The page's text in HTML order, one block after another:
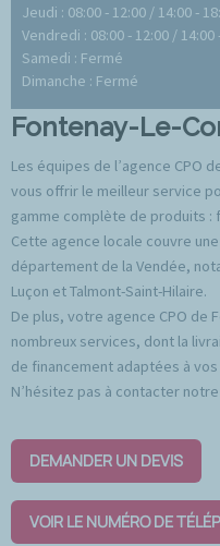
Fontenay-Le-
Les équipes de l’agence CPO
vous offrir le meilleur service
gamme complète de produits :
Cette agence locale couvre
département de la Vendée,
Luçon et Talmont-Saint-Hilaire.
De plus, votre agence CPO de
nombreux services, dont la
de financement adaptées à
N’hésitez pas à contacter
DEMANDER UN DEVIS
VOIR LE NUMÉRO DE
Jeudi : 08:00 - 12:00 / 14:00 -
Vendredi : 08:00 - 12:00 / 14:00
Samedi : Fermé
Dimanche : Fermé